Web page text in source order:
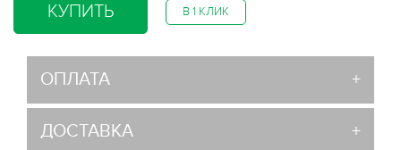
КУПИТЬ В 1 КЛИК
ОПЛАТА
ДОСТАВКА